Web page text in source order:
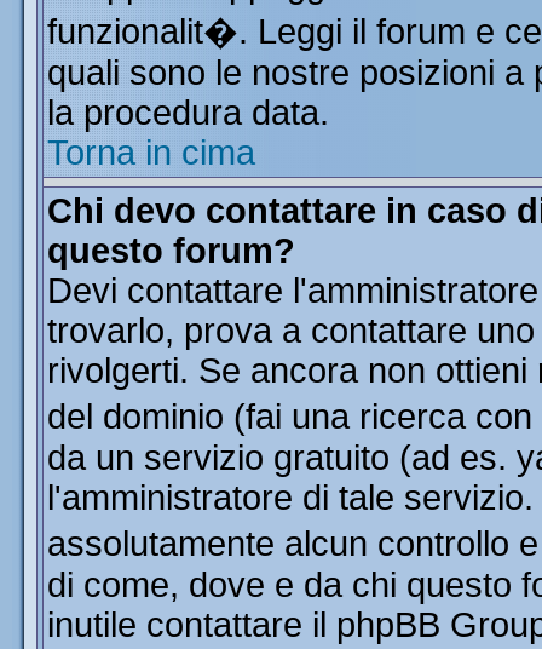
funzionalit�. Leggi il forum e
quali sono le nostre posizioni
la procedura data.
Torna in cima
Chi devo contattare in caso
questo forum?
Devi contattare
trovarlo, prova a contattare
rivolgerti. Se ancora non
del dominio (fai una ricerca
da un servizio gratuito (ad es.
l'amministratore di tale
assolutamente alcun controllo
di come, dove e da chi questo
inutile contattare il phpBB